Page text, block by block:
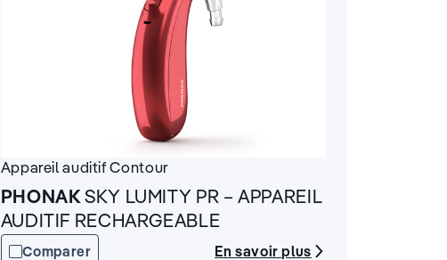
Appareil auditifContour
PHONAKSKY LUMITY PR – APPAREIL
AUDITIF RECHARGEABLE
Comparer En savoir plus